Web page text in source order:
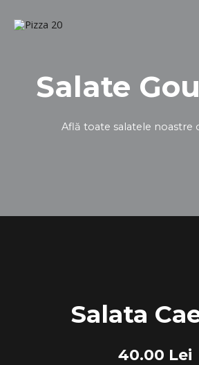
Salate
Află toate salatele noastre
Salata
40.00 Lei